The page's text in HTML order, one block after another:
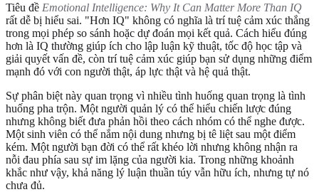
Tiêu đề Emotional Intelligence: Why It Can Matter More Than IQ
rất dễ bị hiểu sai. "Hơn IQ" không có nghĩa là trí tuệ cảm xúc thắng
trong mọi phép so sánh hoặc dự đoán mọi kết quả. Cách hiểu đúng
hơn là IQ thường giúp ích cho lập luận kỹ thuật, tốc độ học tập và
giải quyết vấn đề, còn trí tuệ cảm xúc giúp bạn sử dụng những điểm
mạnh đó với con người thật, áp lực thật và hệ quả thật.
Sự phân biệt này quan trọng vì nhiều tình huống quan trọng là tình
huống pha trộn. Một người quản lý có thể hiểu chiến lược đúng
nhưng không biết đưa phản hồi theo cách nhóm có thể nghe được.
Một sinh viên có thể nắm nội dung nhưng bị tê liệt sau một điểm
kém. Một người bạn đời có thể rất khéo lời nhưng không nhận ra
nỗi đau phía sau sự im lặng của người kia. Trong những khoảnh
khắc như vậy, khả năng lý luận thuần túy vẫn hữu ích, nhưng tự nó
chưa đủ.